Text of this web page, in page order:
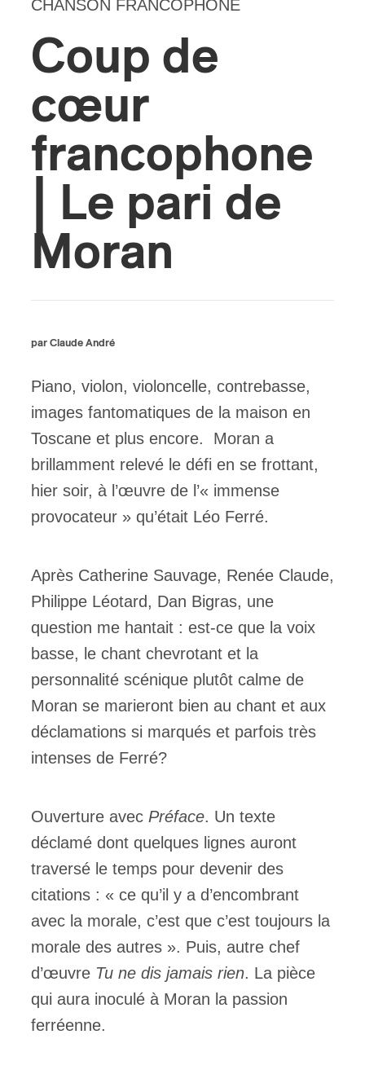
CHANSON FRANCOPHONE
Coup de
cœur
francophone
| Le pari de
Moran
par Claude André
Piano, violon, violoncelle, contrebasse,
images fantomatiques de la maison en
Toscane et plus encore. Moran a
brillamment relevé le défi en se frottant,
hier soir, à l’œuvre de l’« immense
provocateur » qu’était Léo Ferré.
Après Catherine Sauvage, Renée Claude,
Philippe Léotard, Dan Bigras, une
question me hantait : est-ce que la voix
basse, le chant chevrotant et la
personnalité scénique plutôt calme de
Moran se marieront bien au chant et aux
déclamations si marqués et parfois très
intenses de Ferré?
Ouverture avec Préface. Un texte
déclamé dont quelques lignes auront
traversé le temps pour devenir des
citations : « ce qu’il y a d’encombrant
avec la morale, c’est que c’est toujours la
morale des autres ». Puis, autre chef
d’œuvre Tu ne dis jamais rien. La pièce
qui aura inoculé à Moran la passion
ferréenne.